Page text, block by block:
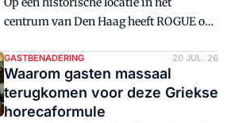
bezoekers van de stad.
centrum van Den Haag heeft ROGUE op
de soft opening. Het Social Dining House
brengt restaurant, huiskamer en club
samen.
GASTBENADERING 20 JUL. 26
Waarom gasten massaal
terugkomen voor deze Griekse
horecaformule